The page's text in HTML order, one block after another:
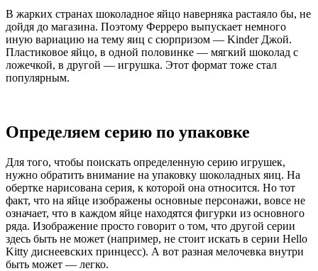
В жарких странах шоколадное яйцо наверняка растаяло бы, не
дойдя до магазина. Поэтому Ферреро выпускает немного
иную вариацию на тему яиц с сюрпризом — Kinder Джой.
Пластиковое яйцо, в одной половинке — мягкий шоколад с
ложечкой, в другой — игрушка. Этот формат тоже стал
популярным.
Определяем серию по упаковке
Для того, чтобы поискать определенную серию игрушек,
нужно обратить внимание на упаковку шоколадных яиц. На
обертке нарисована серия, к которой она относится. Но тот
факт, что на яйце изображены основные персонажи, вовсе не
означает, что в каждом яйце находятся фигурки из основного
ряда. Изображение просто говорит о том, что другой серии
здесь быть не может (например, не стоит искать в серии Hello
Kitty диснеевских принцесс). А вот разная мелочевка внутри
быть может — легко.